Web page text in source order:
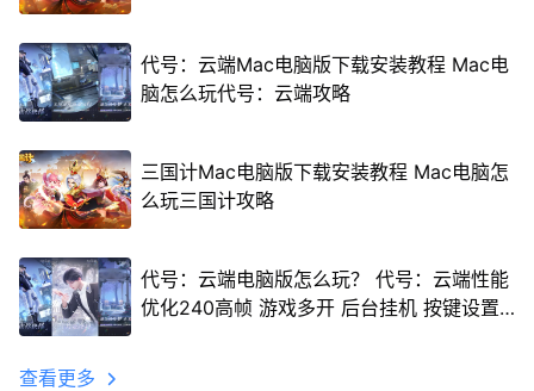
代号：云端Mac电脑版下载安装教程 Mac电
脑怎么玩代号：云端攻略
三国计Mac电脑版下载安装教程 Mac电脑怎
么玩三国计攻略
代号：云端电脑版怎么玩？ 代号：云端性能
优化240高帧 游戏多开 后台挂机 按键设置
查看更多